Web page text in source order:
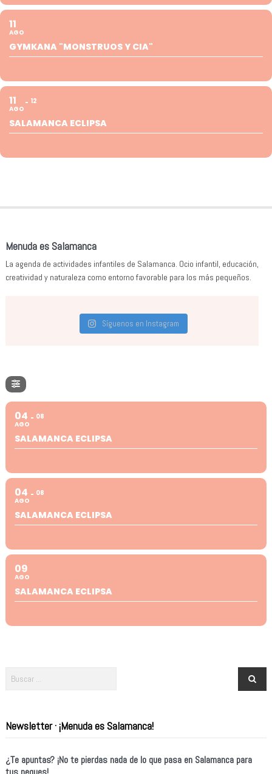
11
AGO
GYMKANA "MONSTRUOS Y CIA"
11
AGO
12
SALAMANCA ECLIPSA
Menuda es Salamanca
La agenda de actividades infantiles de Salamanca. Ocio infantil, educación,
creatividad y naturaleza como entorno favorable para los más pequeños.
Síguenos en Instagram
04
AGO
08
SALAMANCA ECLIPSA
04
AGO
08
SALAMANCA ECLIPSA
09
AGO
SALAMANCA ECLIPSA
Newsletter · ¡Menuda es Salamanca!
¿Te apuntas? ¡No te pierdas nada de lo que pasa en Salamanca para